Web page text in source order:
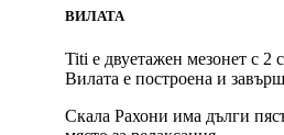
ВИЛАТА
Titi е двуетажен мезонет с
Вилата е построена и
Скала Рахони има дълги